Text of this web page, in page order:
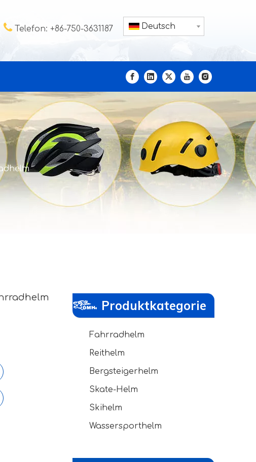
 Telefon: +86-750-3631187 Deutsch
Produktkategorie
Fahrradhelm
Reithelm
Bergsteigerhelm
Skate-Helm
Skihelm
Wassersporthelm